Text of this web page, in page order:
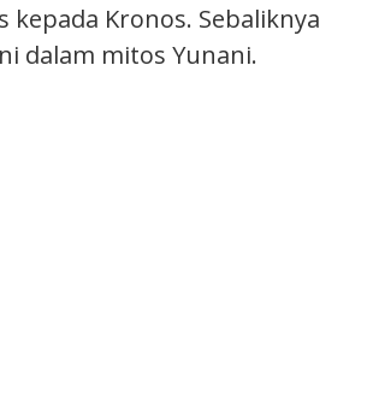
Kronos. Sebaliknya
dalam mitos Yunani.